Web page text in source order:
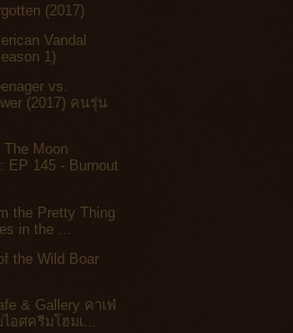
(2017)
Vandal
1)
vs.
(2017) คนรุ่น
The Moon
EP 145 - Burnout
the Pretty Thing
in the ...
the Wild Boar
& Gallery คาเฟ่
อศครีมโฮมเ...